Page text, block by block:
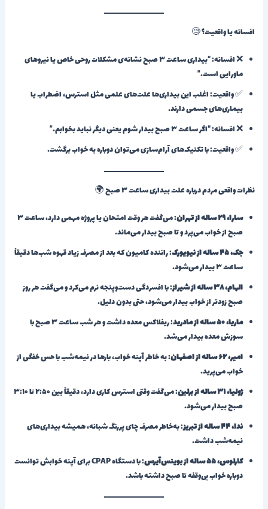
افسانه یا واقعیت؟ 🧐
❌ افسانه: “بیداری ساعت ۳ صبح نشانه‌ی مشکلات روحی خاص یا نیروهای
ماورایی است.”
✅ واقعیت: اغلب این بیداری‌ها علت‌های علمی مثل استرس، اضطراب یا
بیماری‌های جسمی دارند.
❌ افسانه: “اگر ساعت ۳ صبح بیدار شوم یعنی دیگر نباید بخوابم.”
✅ واقعیت: با تکنیک‌های آرام‌سازی می‌توان دوباره به خواب برگشت.
نظرات واقعی مردم درباره علت بیداری ساعت ۳ صبح 🌍
سارا، ۲۹ ساله از تهران
: می‌گفت هر وقت امتحان یا پروژه مهمی دارد، ساعت ۳
صبح از خواب می‌پرد و تا صبح بیدار می‌ماند.
جک، ۴۵ ساله از نیویورک
: راننده کامیون که بعد از مصرف زیاد قهوه شب‌ها دقیقاً
ساعت ۳ بیدار می‌شود.
الهام، ۳۸ ساله از شیراز
: با افسردگی دست‌وپنجه نرم می‌کرد و می‌گفت هر روز
صبح زودتر از خواب بیدار می‌شود، حتی بدون دلیل.
ماریا، ۵۰ ساله از مادرید
: ریفلاکس معده داشت و هر شب ساعت ۳ صبح با
سوزش معده بیدار می‌شد.
امیر، ۶۲ ساله از اصفهان
: به خاطر آپنه خواب، بارها در نیمه‌شب با حس خفگی از
خواب می‌پرید.
ژولیا، ۳۱ ساله از برلین
: می‌گفت وقتی استرس کاری دارد، دقیقاً بین ۲:۵۰ تا ۳:۱۰
صبح بیدار می‌شود.
ندا، ۴۴ ساله از تبریز
: به‌خاطر مصرف چای پررنگ شبانه، همیشه بیداری‌های
نیمه‌شب داشت.
کارلوس، ۵۵ ساله از بوینس‌آیرس
: با دستگاه CPAP برای آپنه خوابش توانست
دوباره خواب بی‌وقفه تا صبح داشته باشد.